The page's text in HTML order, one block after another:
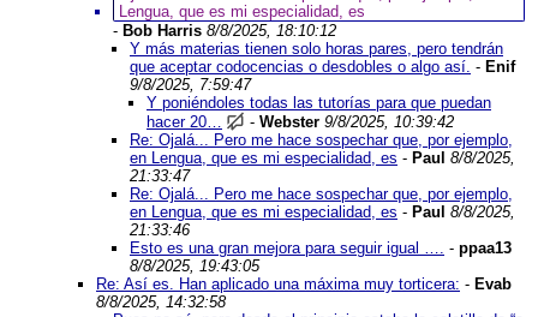
Lengua, que es mi especialidad, es
- Bob Harris 8/8/2025, 18:10:12
Y más materias tienen solo horas pares, pero tendrán
que aceptar codocencias o desdobles o algo así. - Enif
9/8/2025, 7:59:47
Y poniéndoles todas las tutorías para que puedan
hacer 20…
- Webster 9/8/2025, 10:39:42
Re: Ojalá... Pero me hace sospechar que, por ejemplo,
en Lengua, que es mi especialidad, es - Paul 8/8/2025,
21:33:47
Re: Ojalá... Pero me hace sospechar que, por ejemplo,
en Lengua, que es mi especialidad, es - Paul 8/8/2025,
21:33:46
Esto es una gran mejora para seguir igual …. - ppaa13
8/8/2025, 19:43:05
Re: Así es. Han aplicado una máxima muy torticera: - Evab
8/8/2025, 14:32:58